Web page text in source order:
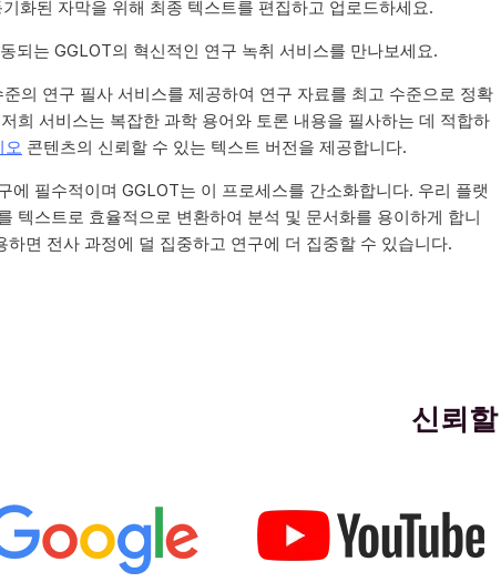
화된 자막을 위해 최종 텍스트를 편집하고 업로드하세요.
되는 GGLOT의 혁신적인 연구 녹취 서비스를 만나보세요.
의 연구 필사 서비스를 제공하여 연구 자료를 최고 수준으로 정확
희 서비스는 복잡한 과학 용어와 토론 내용을 필사하는 데 적합하
오 콘텐츠의 신뢰할 수 있는 텍스트 버전을 제공합니다.
에 필수적이며 GGLOT는 이 프로세스를 간소화합니다. 우리 플랫
텍스트로 효율적으로 변환하여 분석 및 문서화를 용이하게 합니
하면 전사 과정에 덜 집중하고 연구에 더 집중할 수 있습니다.
신뢰